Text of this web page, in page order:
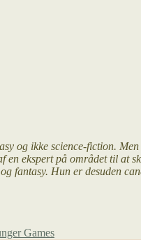
og ikke science-fiction.
ekspert på området til at
fantasy. Hun er desuden
Games